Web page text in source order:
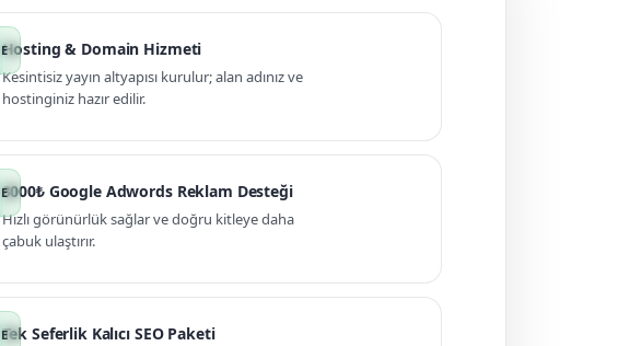
Hosting & Domain Hizmeti
Kesintisiz yayın altyapısı kurulur; alan adınız ve
hostinginiz hazır edilir.
3000₺ Google Adwords Reklam Desteği
Hızlı görünürlük sağlar ve doğru kitleye daha
çabuk ulaştırır.
Tek Seferlik Kalıcı SEO Paketi